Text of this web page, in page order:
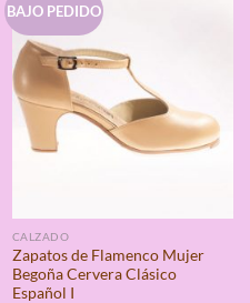
BAJO PEDIDO
CALZADO
Zapatos de Flamenco Mujer
Begoña Cervera Clásico
Español I